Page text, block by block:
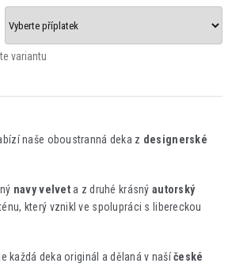
variantu
naše oboustranná deka z designerské
navy velveta z druhé krásný autorský
který vznikl ve spolupráci s libereckou
každá deka originál a dělaná v našíčeské